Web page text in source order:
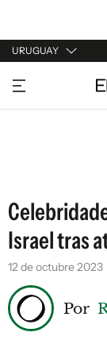
URUGUAY
URUGUAY
ARGENTINA
Israel tras
12 de octubre 2023
Por